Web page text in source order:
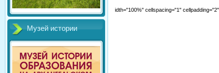
Музей истории
idth="100%" cellspacing="1"